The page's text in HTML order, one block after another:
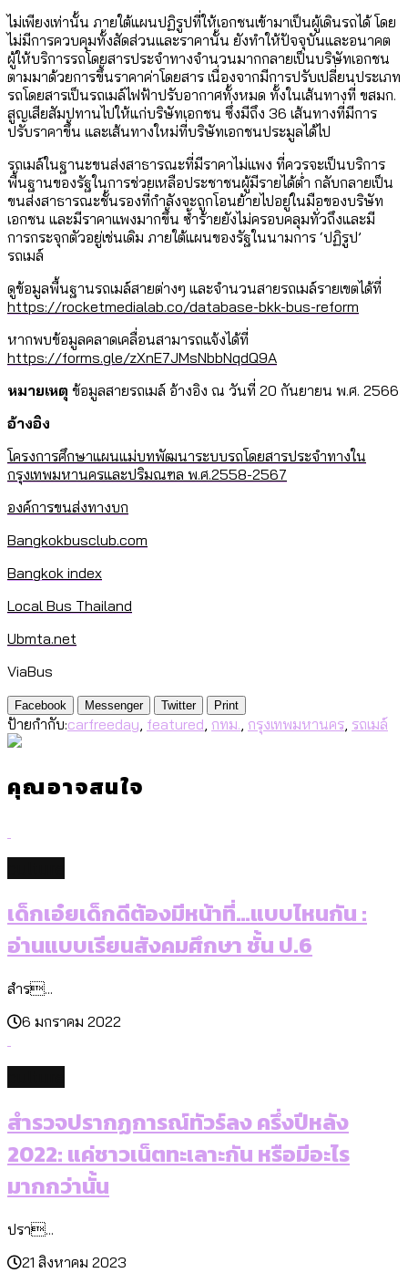
ไม่เพียงเท่านั้น ภายใต้แผนปฏิรูปที่ให้เอกชนเข้ามาเป็นผู้เดินรถได้ โดย
ไม่มีการควบคุมทั้งสัดส่วนและราคานั้น ยังทำให้ปัจจุบันและอนาคต
ผู้ให้บริการรถโดยสารประจำทางจำนวนมากกลายเป็นบริษัทเอกชน
ตามมาด้วยการขึ้นราคาค่าโดยสาร เนื่องจากมีการปรับเปลี่ยนประเภท
รถโดยสารเป็นรถเมล์ไฟฟ้าปรับอากาศทั้งหมด ทั้งในเส้นทางที่ ขสมก.
สูญเสียสัมปทานไปให้แก่บริษัทเอกชน ซึ่งมีถึง 36 เส้นทางที่มีการ
ปรับราคาขึ้น และเส้นทางใหม่ที่บริษัทเอกชนประมูลได้ไป
รถเมล์ในฐานะขนส่งสาธารณะที่มีราคาไม่แพง ที่ควรจะเป็นบริการ
พื้นฐานของรัฐในการช่วยเหลือประชาชนผู้มีรายได้ต่ำ กลับกลายเป็น
ขนส่งสาธารณะชั้นรองที่กำลังจะถูกโอนย้ายไปอยู่ในมือของบริษัท
เอกชน และมีราคาแพงมากขึ้น ซ้ำร้ายยังไม่ครอบคลุมทั่วถึงและมี
การกระจุกตัวอยู่เช่นเดิม ภายใต้แผนของรัฐในนามการ ‘ปฏิรูป’
รถเมล์
ดูข้อมูลพื้นฐานรถเมล์สายต่างๆ และจำนวนสายรถเมล์รายเขตได้ที่
https://rocketmedialab.co/database-bkk-bus-reform
หากพบข้อมูลคลาดเคลื่อนสามารถแจ้งได้ที่
https://forms.gle/zXnE7JMsNbbNqdQ9A
หมายเหตุ ข้อมูลสายรถเมล์ อ้างอิง ณ วันที่ 20 กันยายน พ.ศ. 2566
อ้างอิง
โครงการศึกษาแผนแม่บทพัฒนาระบบรถโดยสารประจำทางใน
กรุงเทพมหานครและปริมณฑล พ.ศ.2558-2567
องค์การขนส่งทางบก
Bangkokbusclub.com
Bangkok index
Local Bus Thailand
Ubmta.net
ViaBus
Facebook Messenger Twitter Print
ป้ายกำกับ:carfreeday, featured, กทม., กรุงเทพมหานคร, รถเมล์
คุณอาจสนใจ
เด็กเอ๋ยเด็กดีต้องมีหน้าที่…แบบไหนกัน :
อ่านแบบเรียนสังคมศึกษา ชั้น ป.6
สำร...
6 มกราคม 2022
สำรวจปรากฏการณ์ทัวร์ลง ครึ่งปีหลัง
2022: แค่ชาวเน็ตทะเลาะกัน หรือมีอะไร
มากกว่านั้น
ปรา...
21 สิงหาคม 2023